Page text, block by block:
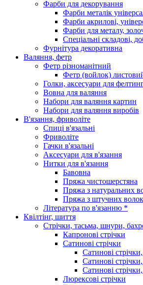
Фарби для декорування
Фарби металік
Фарби акрилові,
Фарби для металу,
Спеціальні складові,
Фурнітура декоративна
Валяння, фетр
Фетр різноманітний
Фетр (войлок)
Голки, аксесуари для
Вовна для валяння
Набори для валяння картин
Набори для валяння виробів
В'язання, фриволіте
Спиці в'язальні
Фриволіте
Гачки в'язальні
Аксесуари для в'язання
Нитки для в'язання
Бавовна
Пряжа чистошерстяна
Пряжа з натуральних
Пряжа з штучних
Література по в'язанню *
Квілтінг, шиття
Стрічки, тасьма, шнури,
Капронові стрічки
Сатинові стрічки
Сатинові
Сатинові
Сатинові
Люрексові стрічки